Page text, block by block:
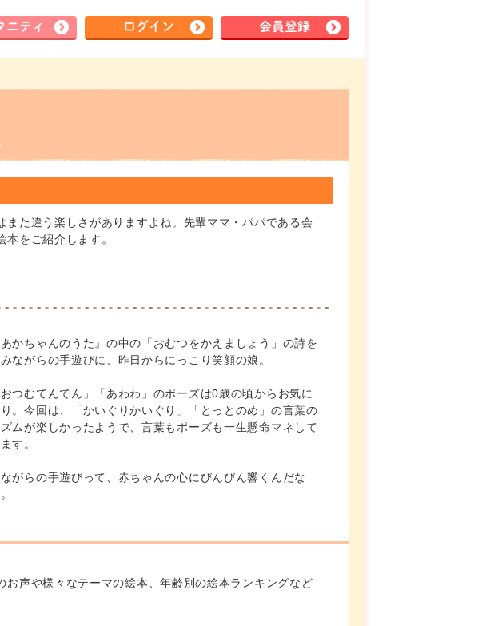
ニティ ログイン 会員登録
た違う楽しさがありますよね。先輩ママ・パパである会
をご紹介します。
あかちゃんのうた』の中の「おむつをかえましょう」の詩を
ながらの手遊びに、昨日からにっこり笑顔の娘。
おつむてんてん」「あわわ」のポーズは0歳の頃からお気に
り。今回は、「かいぐりかいぐり」「とっとのめ」の言葉の
ズムが楽しかったようで、言葉もポーズも一生懸命マネして
す。
がらの手遊びって、赤ちゃんの心にびんびん響くんだな
声や様々なテーマの絵本、年齢別の絵本ランキングなど